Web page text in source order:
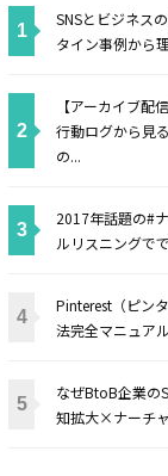
SNSとビジネス
タイン事例から
【アーカイブ配
行動ログから見
の...
2017年話題の#
ルリスニングで
Pinterest（ピン
法完全マニュアル
なぜBtoB企業の
知拡大×ナーチ